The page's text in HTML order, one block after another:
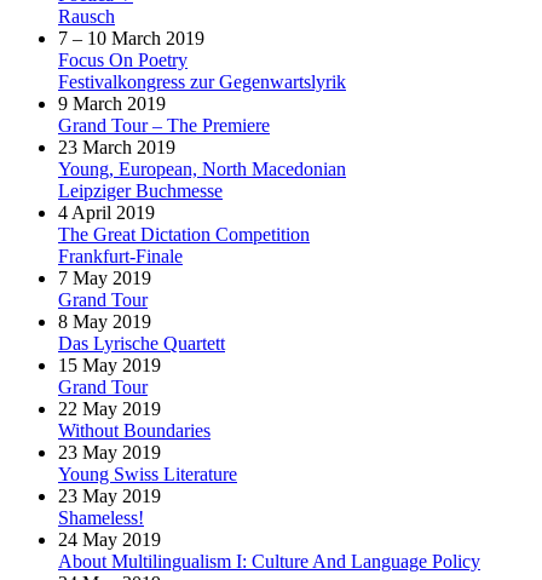
Rausch
7 – 10 March 2019
Focus On Poetry
Festivalkongress zur Gegenwartslyrik
9 March 2019
Grand Tour – The Premiere
23 March 2019
Young, European, North Macedonian
Leipziger Buchmesse
4 April 2019
The Great Dictation Competition
Frankfurt-Finale
7 May 2019
Grand Tour
8 May 2019
Das Lyrische Quartett
15 May 2019
Grand Tour
22 May 2019
Without Boundaries
23 May 2019
Young Swiss Literature
23 May 2019
Shameless!
24 May 2019
About Multilingualism I: Culture And Language Policy